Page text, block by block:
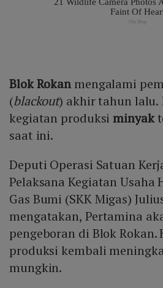
Blok Rokan mengalami
(blackout) akhir tahun lalu.
kegiatan produksiminyak
saat ini.
Deputi Operasi Satuan
Pelaksana Kegiatan Usaha
Gas Bumi (SKK Migas)
mengatakan, Pertamina
pengeboran di Blok Rokan.
produksi kembali
mungkin.